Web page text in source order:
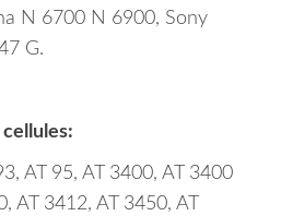
N 6700 N 6900, Sony
G.
AT 95, AT 3400, AT 3400
AT 3412, AT 3450, AT